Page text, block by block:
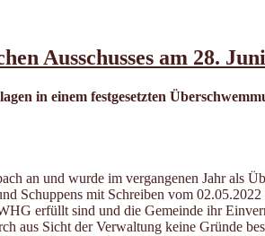
Ausschusses am 28.
in einem festgesetzten
an und wurde im vergangenen Jahr als
Schuppens mit Schreiben vom
erfüllt sind und die Gemeinde ihr
aus Sicht der Verwaltung keine Gründe